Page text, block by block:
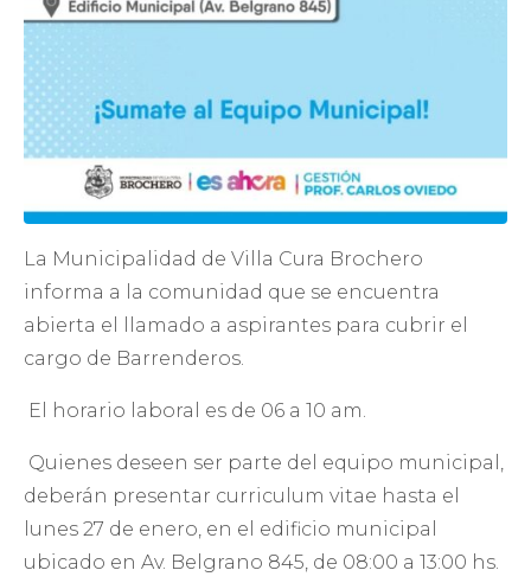
La Municipalidad de Villa Cura Brochero
informa a la comunidad que se encuentra
abierta el llamado a aspirantes para cubrir el
cargo de Barrenderos.
El horario laboral es de 06 a 10 am.
Quienes deseen ser parte del equipo municipal,
deberán presentar curriculum vitae hasta el
lunes 27 de enero, en el edificio municipal
ubicado en Av. Belgrano 845, de 08:00 a 13:00 hs.